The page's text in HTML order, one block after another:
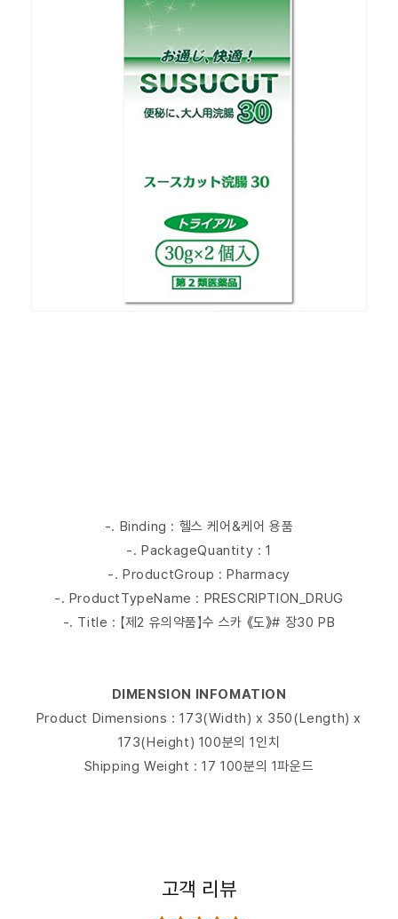
-. Binding : 헬스 케어&케어 용품
-. PackageQuantity : 1
-. ProductGroup : Pharmacy
-. ProductTypeName : PRESCRIPTION_DRUG
-. Title : 【제2 유의약품】수 스카 《도》# 장30 PB
DIMENSION INFOMATION
Product Dimensions : 173(Width) x 350(Length) x
173(Height) 100분의 1인치
Shipping Weight : 17 100분의 1파운드
고객 리뷰